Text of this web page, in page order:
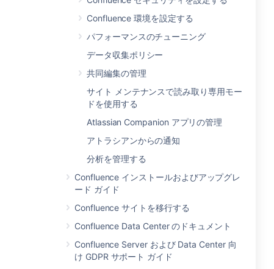
Confluence 環境を設定する
パフォーマンスのチューニング
データ収集ポリシー
共同編集の管理
サイト メンテナンスで読み取り専用モー
ドを使用する
Atlassian Companion アプリの管理
アトラシアンからの通知
分析を管理する
Confluence インストールおよびアップグレ
ード ガイド
Confluence サイトを移行する
Confluence Data Center のドキュメント
Confluence Server および Data Center 向
け GDPR サポート ガイド